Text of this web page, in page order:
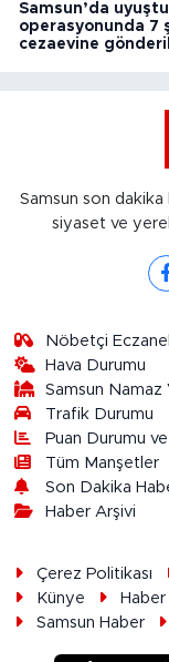
Samsun’da
operasyonunda 7
cezaevine
Samsun son dakika
siyaset ve
Nöbetçi
Hava Durumu
Samsun Namaz
Trafik Durumu
Puan Durumu
Tüm Manşetler
Son Dakika
Haber Arşivi
Çerez Politikası
Künye
Samsun Haber